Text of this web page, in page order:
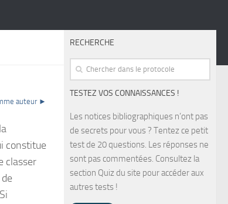
auteur ►
constitue
classer
RECHERCHE
TESTEZ VOS CONNAISSANCES !
Les notices bibliographiques n’ont pas
de secrets pour vous ? Tentez ce petit
test de 20 questions. Les réponses ne
sont pas commentées. Consultez la
section Quiz du site pour accéder aux
autres tests !